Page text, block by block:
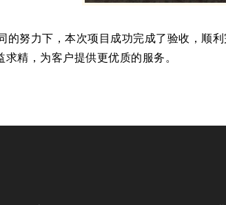
力下，本次项目成功完成了验收，顺利
精，为客户提供更优质的服务。